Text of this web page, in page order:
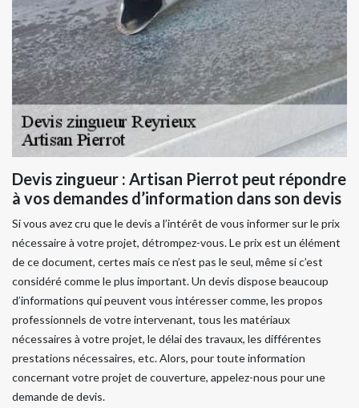
Devis zingueur : Artisan Pierrot peut répondre
à vos demandes d’information dans son devis
Si vous avez cru que le devis a l’intérêt de vous informer sur le prix
nécessaire à votre projet, détrompez-vous. Le prix est un élément
de ce document, certes mais ce n’est pas le seul, même si c’est
considéré comme le plus important. Un devis dispose beaucoup
d’informations qui peuvent vous intéresser comme, les propos
professionnels de votre intervenant, tous les matériaux
nécessaires à votre projet, le délai des travaux, les différentes
prestations nécessaires, etc. Alors, pour toute information
concernant votre projet de couverture, appelez-nous pour une
demande de devis.